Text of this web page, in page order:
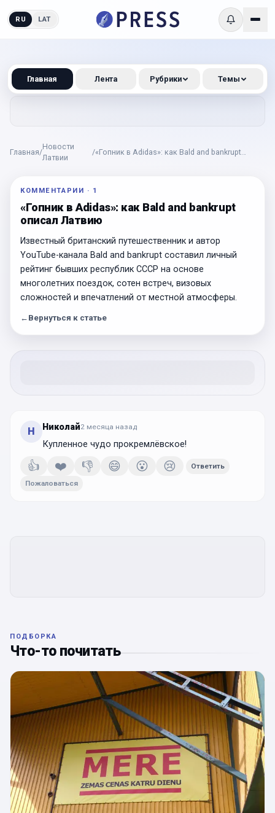
RU LAT
Главная/
Новости
Латвии
/«Гопник в Adidas»: как Bald and bankrupt
КОММЕНТАРИИ · 1
«Гопник в Adidas»: как Bald and bankrupt
описал Латвию
Известный британский путешественник и автор
YouTube-канала Bald and bankrupt составил личный
рейтинг бывших республик СССР на основе
многолетних поездок, сотен встреч, визовых
сложностей и впечатлений от местной атмосферы.
← Вернуться к статье
Н Николай2 месяца назад
Купленное чудо прокремлёвское!
👍 ❤️ 👎 😄 😮 😢 Ответить
Пожаловаться
ПОДБОРКА
Что-то почитать
Главная Лента Рубрики Темы